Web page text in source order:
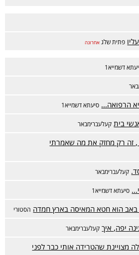
פתית שלג אחרונה
דשמייא1
הרפואה... סיעתא דשמייא1
בית קעלעברימבאר
, זה רק מחזק את מה שאמרתי
קעלעברימבאר
סיעתא דשמייא1
הוא חטא המאיסה בארץ חמדה הסטורי
יפה, איך קעלעברימבאר
מצויינת שהטרידה אותי כבר לפני